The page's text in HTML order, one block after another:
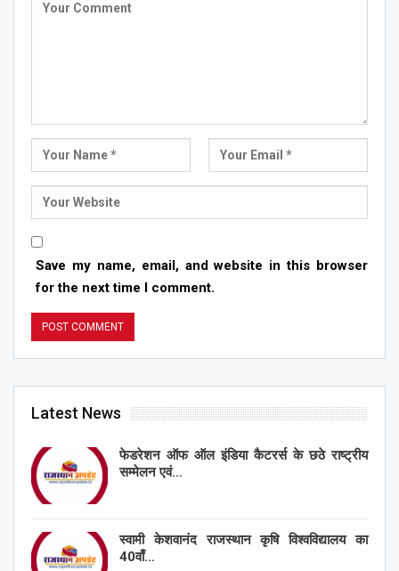
Save my name, email, and website in this browser
for the next time I comment.
Latest News
फेडरेशन ऑफ ऑल इंडिया कैटरर्स के छठे राष्ट्रीय
सम्मेलन एवं…
स्वामी केशवानंद राजस्थान कृषि विश्वविद्यालय का
40वाँ…